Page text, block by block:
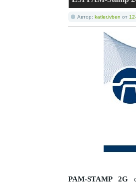
Автор: katler.ivben от
PAM-STAMP 2G